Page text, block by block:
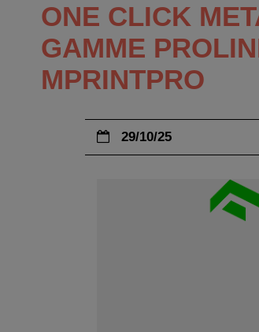
ONE CLICK
GAMME
MPRINTPRO
29/10/25